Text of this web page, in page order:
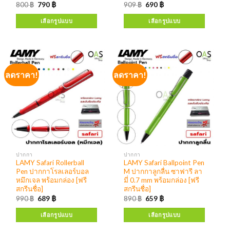
800฿ 790 ฿
เลือกรูปแบบ
ลดราคา!
ปากกา
LAMY Safari Ballpoint Pen
M ปากกาลูกลื่น ซาฟารี ลา
มี่ 0.7 mm พร้อมกล่อง [ฟรี
สกรีนชื่อ]
890฿ 659 ฿
เลือกรูปแบบ
909฿ 690 ฿
เลือกรูปแบบ
ลดราคา!
ปากกา
LAMY Safari Rollerball
Pen ปากกาโรลเลอร์บอล
หมึกเจล พร้อมกล่อง [ฟรี
สกรีนชื่อ]
990฿ 689 ฿
เลือกรูปแบบ